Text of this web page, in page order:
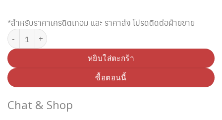
*สำหรับราคาเครดิตเทอม และ ราคาส่ง โปรดติดต่อฝ่ายขาย
จำนวน BROTHER LC-3617C CYAN INK ชิ้น
หยิบใส่ตะกร้า
ซื้อตอนนี้
Chat & Shop